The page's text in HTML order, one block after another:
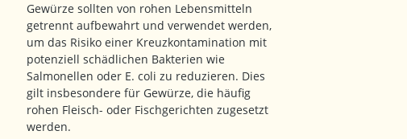
Gewürze sollten von rohen Lebensmitteln
getrennt aufbewahrt und verwendet werden,
um das Risiko einer Kreuzkontamination mit
potenziell schädlichen Bakterien wie
Salmonellen oder E. coli zu reduzieren. Dies
gilt insbesondere für Gewürze, die häufig
rohen Fleisch- oder Fischgerichten zugesetzt
werden.